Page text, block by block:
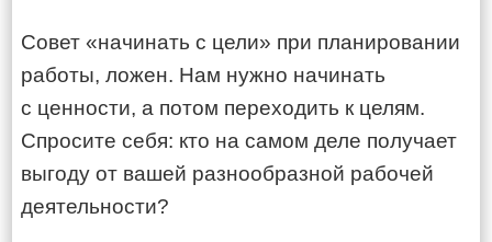
Совет «начинать с цели» при планировании
работы, ложен. Нам нужно начинать
с ценности, а потом переходить к целям.
Спросите себя: кто на самом деле получает
выгоду от вашей разнообразной рабочей
деятельности?